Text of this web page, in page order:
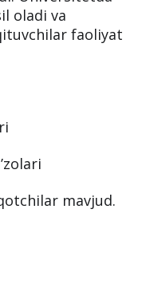
Oxford
Universitetda
faoliyat
mavjud.